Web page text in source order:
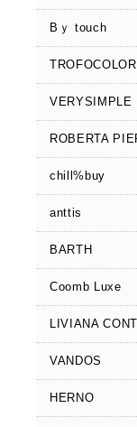
Bｙ touch
TROFOCOLOR
VERYSIMPLE
ROBERTA
chill%buy
anttis
BARTH
Coomb Luxe
LIVIANA CONTI
VANDOS
HERNO